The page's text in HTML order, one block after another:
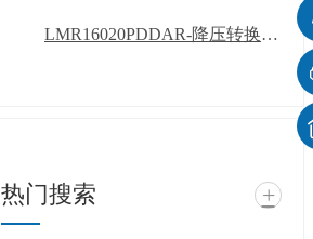
LMR16020PDDAR-降压转换器-葫芦娃污下载软件APP
热门搜索 +